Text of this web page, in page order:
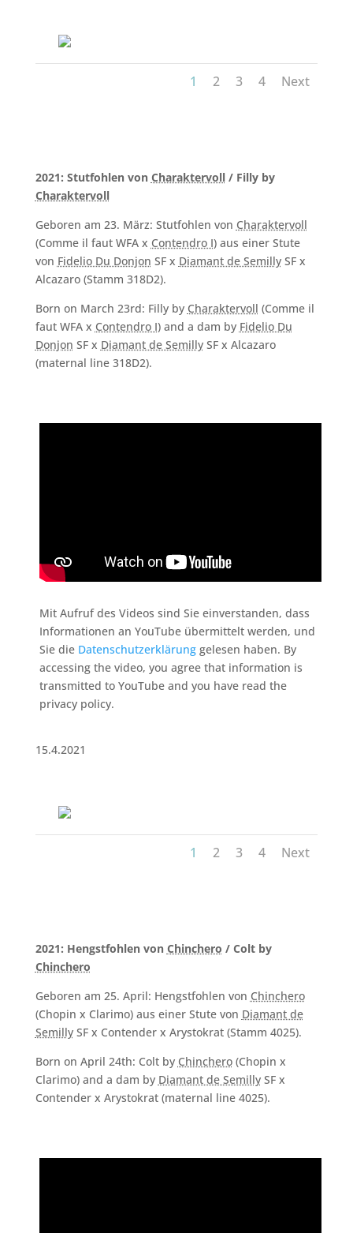
1 2 3 4 Next
2021: Stutfohlen von Charaktervoll/ Filly by
Charaktervoll
Geboren am 23. März: Stutfohlen von Charaktervoll
(Comme il faut WFA x Contendro I) aus einer Stute
von Fidelio Du Donjon SF x Diamant de SemillySF x
Alcazaro (Stamm 318D2).
Born on March 23rd: Filly by Charaktervoll (Comme il
faut WFA x Contendro I) and a dam by Fidelio Du
Donjon SF x Diamant de SemillySF x Alcazaro
(maternal line 318D2).
Mit Aufruf des Videos sind Sie einverstanden, dass
Informationen an YouTube übermittelt werden, und
Sie die Datenschutzerklärunggelesen haben. By
accessing the video, you agree that information is
transmitted to YouTube and you have read the
privacy policy.
15.4.2021
1 2 3 4 Next
2021: Hengstfohlen von Chinchero / Colt by
Chinchero
Geboren am 25. April: Hengstfohlen von Chinchero
(Chopin x Clarimo) aus einer Stute von Diamant de
SemillySF x Contender x Arystokrat (Stamm 4025).
Born on April 24th: Colt by Chinchero(Chopin x
Clarimo) and a dam by Diamant de SemillySF x
Contender x Arystokrat (maternal line 4025).